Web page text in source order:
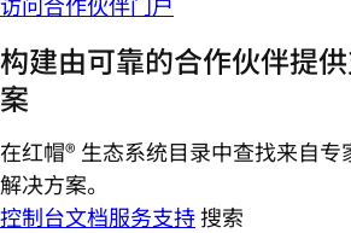
构建由可靠的合作伙伴提
案
在红帽® 生态系统目录中查找来自
解决方案。
控制台文档服务支持搜索